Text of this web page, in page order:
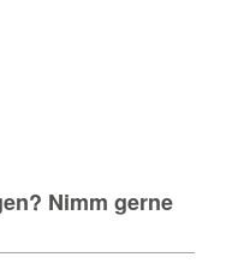
Nimm gerne